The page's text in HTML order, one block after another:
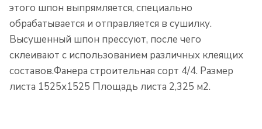
этого шпон выпрямляется, специально
обрабатывается и отправляется в сушилку.
Высушенный шпон прессуют, после чего
склеивают с использованием различных клеящих
составов.Фанера строительная сорт 4/4. Размер
листа 1525х1525 Площадь листа 2,325 м2.